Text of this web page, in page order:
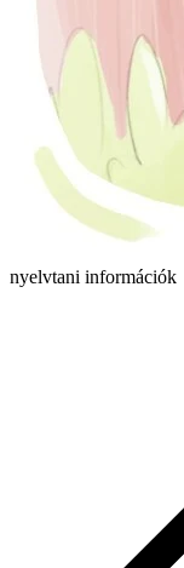
nyelvtani információk